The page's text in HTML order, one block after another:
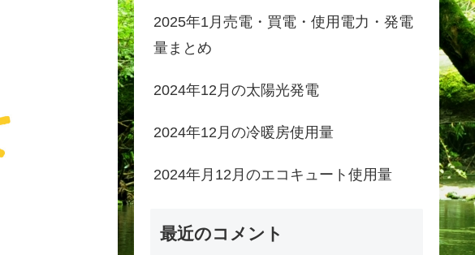
2025年1月売電・買電・使用電力・発電
量まとめ
2024年12月の太陽光発電
2024年12月の冷暖房使用量
2024年月12月のエコキュート使用量
最近のコメント